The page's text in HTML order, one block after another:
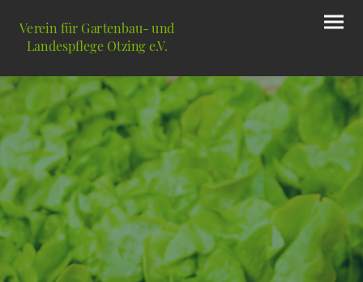
Verein für Gartenbau- und
Landespflege Otzing e.V.